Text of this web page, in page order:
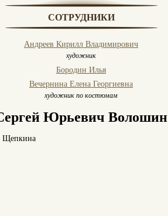
СОТРУДНИКИ
Андреев Кирилл Владимирович
художник
Бородин Илья
Вечернина Елена Георгиевна
художник по костюмам
Юрьевич Волошин
Щепкина